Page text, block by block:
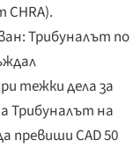
CHRA).
Трибуналът по
тежки дела за
Трибуналът на
превиши CAD 50